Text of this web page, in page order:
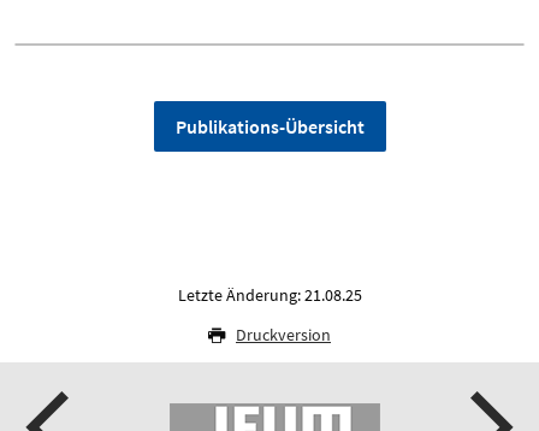
Publikations-Übersicht
Letzte Änderung: 21.08.25
Druckversion